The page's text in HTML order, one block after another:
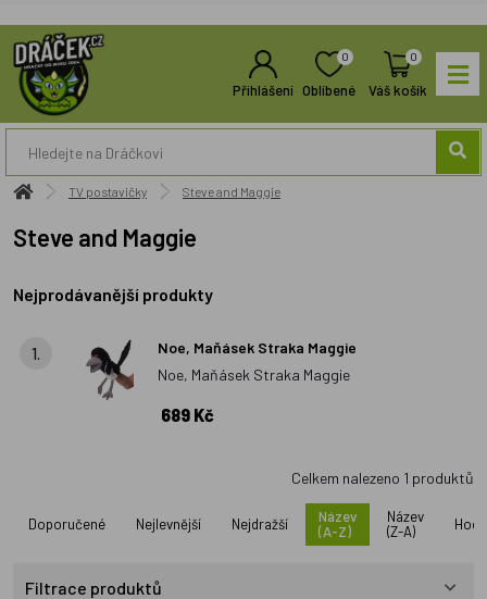
Přihlášení
0
Oblíbené
0
Váš košík
TV postavičky Steve and Maggie
Steve and Maggie
Nejprodávanější produkty
1.
Noe, Maňásek Straka Maggie
Noe, Maňásek Straka Maggie
689 Kč
Celkem nalezeno 1 produktů
Doporučené Nejlevnější Nejdražší
Název
(A-Z)
Název
(Z-A)
Filtrace produktů